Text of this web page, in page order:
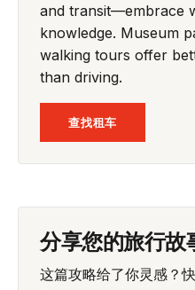
and transit—embrace
knowledge. Museum
walking tours offer
than driving.
查找租车
分享您的旅行故
这篇攻略给了你灵感？